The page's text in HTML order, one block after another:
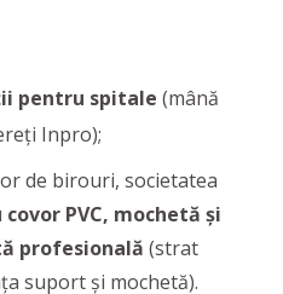
pentru spitale (mână
Inpro);
de birouri, societatea
covor PVC, mochetă și
profesională (strat
suport și mochetă).